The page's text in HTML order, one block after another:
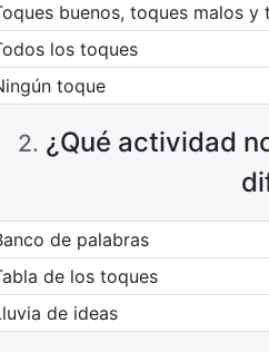
buenos, toques malos y
los toques
toque
2. ¿Qué actividad
de palabras
de los toques
de ideas